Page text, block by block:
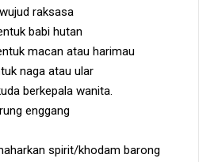
raksasa
babi hutan
macan atau harimau
naga atau ular
berkepala wanita.
enggang
spirit/khodam barong